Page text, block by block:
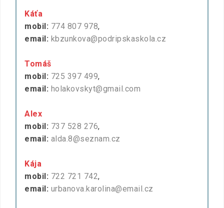
Káťa
mobil: 774 807 978,
email: kbzunkova@podripskaskola.cz
Tomáš
mobil: 725 397 499,
email: holakovskyt@gmail.com
Alex
mobil: 737 528 276,
email: alda.8@seznam.cz
Kája
mobil: 722 721 742,
email: urbanova.karolina@email.cz